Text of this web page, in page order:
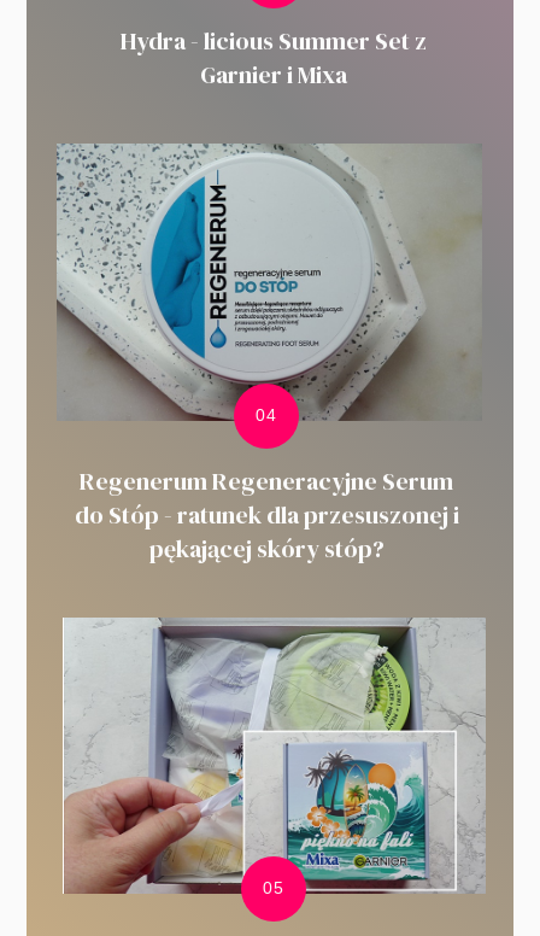
Hydra - licious Summer Set z
Garnier i Mixa
Regenerum Regeneracyjne Serum
do Stóp - ratunek dla przesuszonej i
pękającej skóry stóp?